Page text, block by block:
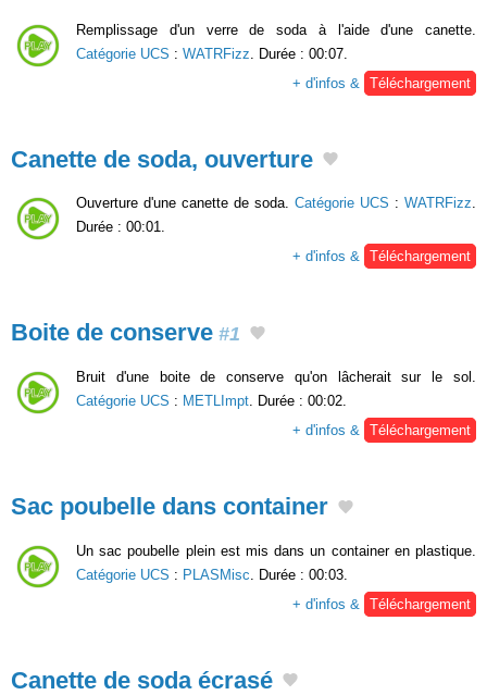
Remplissage d'un verre de soda à l'aide d'une canette.
Catégorie UCS : WATRFizz . Durée : 00:07.
+ d'infos &
Téléchargement
Canette de soda, ouverture
Ouverture d'une canette de soda. Catégorie UCS : WATRFizz.
Durée : 00:01.
+ d'infos & Téléchargement
Boite de conserve #1
Bruit d'une boite de conserve qu'on lâcherait sur le sol.
Catégorie UCS : METLImpt . Durée : 00:02.
+ d'infos &
Téléchargement
Sac poubelle dans container
Un sac poubelle plein est mis dans un container en plastique.
Catégorie UCS : PLASMisc . Durée : 00:03.
+ d'infos &
Téléchargement
Canette de soda écrasé